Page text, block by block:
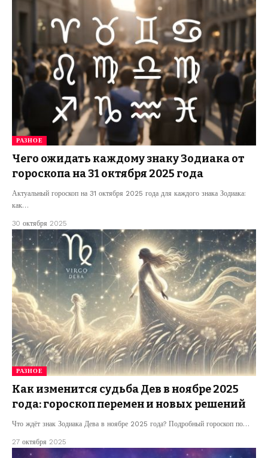
РАЗНОЕ
Чего ожидать каждому знаку Зодиака от
гороскопа на 31 октября 2025 года
Актуальный гороскоп на 31 октября 2025 года для каждого знака Зодиака:
как…
30 октября 2025
РАЗНОЕ
Как изменится судьба Дев в ноябре 2025
года: гороскоп перемен и новых решений
Что ждёт знак Зодиака Дева в ноябре 2025 года? Подробный гороскоп по…
27 октября 2025